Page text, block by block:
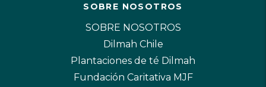
SOBRE NOSOTROS
SOBRE NOSOTROS
Dilmah Chile
Plantaciones de té Dilmah
Fundación Caritativa MJF